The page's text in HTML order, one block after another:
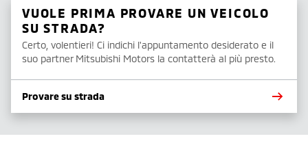
VUOLE PRIMA PROVARE UN VEICOLO
SU STRADA?
Certo, volentieri! Ci indichi l'appuntamento desiderato e il
suo partner Mitsubishi Motors la contatterà al più presto.
Provare su strada